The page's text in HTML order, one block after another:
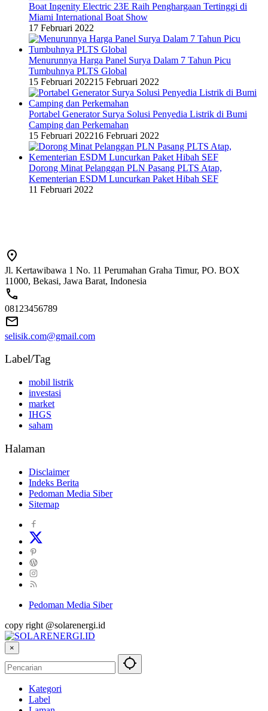
Boat Ingenity Electric 23E Raih Penghargaan Tertinggi di
Miami International Boat Show
17 Februari 2022
Menurunnya Harga Panel Surya Dalam 7 Tahun Picu
Tumbuhnya PLTS Global
15 Februari 202215 Februari 2022
Portabel Generator Surya Solusi Penyedia Listrik di Bumi
Camping dan Perkemahan
15 Februari 202216 Februari 2022
Dorong Minat Pelanggan PLN Pasang PLTS Atap,
Kementerian ESDM Luncurkan Paket Hibah SEF
11 Februari 2022
Jl. Kertawibawa 1 No. 11 Perumahan Graha Timur, PO. BOX
11000, Bekasi, Jawa Barat, Indonesia
08123456789
selisik.com@gmail.com
Label/Tag
mobil listrik
investasi
market
IHGS
saham
Halaman
Disclaimer
Indeks Berita
Pedoman Media Siber
Sitemap
Pedoman Media Siber
copy right @solarenergi.id
×
Kategori
Label